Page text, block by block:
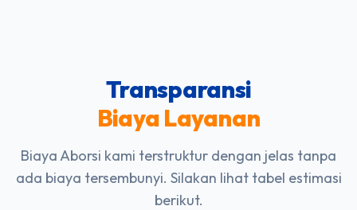
Transparansi
Biaya Layanan
Biaya Aborsi kami terstruktur dengan jelas tanpa
ada biaya tersembunyi. Silakan lihat tabel estimasi
berikut.